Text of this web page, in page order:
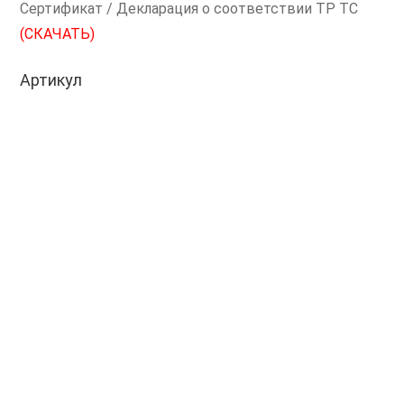
Сертификат / Декларация о соответствии ТР ТС
(СКАЧАТЬ)
Артикул